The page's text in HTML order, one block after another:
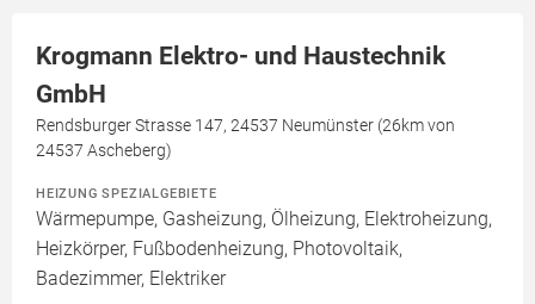
Krogmann Elektro- und Haustechnik
GmbH
Rendsburger Strasse 147, 24537 Neumünster (26km von
24537 Ascheberg)
HEIZUNG SPEZIALGEBIETE
Wärmepumpe, Gasheizung, Ölheizung, Elektroheizung,
Heizkörper, Fußbodenheizung, Photovoltaik,
Badezimmer, Elektriker